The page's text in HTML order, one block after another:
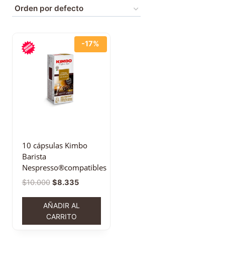
-17%
10 cápsulas Kimbo
Barista
Nespresso®compatibles
$10.000 $8.335
AÑADIR AL
CARRITO